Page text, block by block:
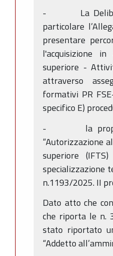
- La
particolare
presentare
l'acquisizione
superiore -
attraverso
formativi PR
specifico E)
- la propria
“Autorizzazione
superiore
specializzazione
n.1193/2025. II
Dato atto che
che riporta le n.
stato riportato
“Addetto